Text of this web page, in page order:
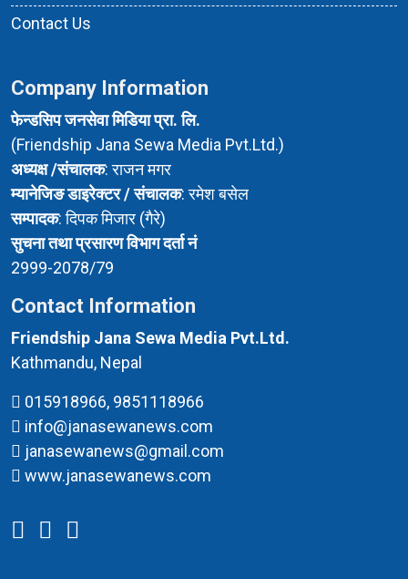
Contact Us
Company Information
फेन्डसिप जनसेवा मिडिया प्रा. लि.
(Friendship Jana Sewa Media Pvt.Ltd.)
अध्यक्ष /संचालक: राजन मगर
म्यानेजिङ डाइरेक्टर / संचालक: रमेश बसेल
सम्पादक: दिपक मिजार (गैरे)
सुचना तथा प्रसारण विभाग दर्ता नं
2999-2078/79
Contact Information
Friendship Jana Sewa Media Pvt.Ltd.
Kathmandu, Nepal
015918966, 9851118966
info@janasewanews.com
janasewanews@gmail.com
www.janasewanews.com